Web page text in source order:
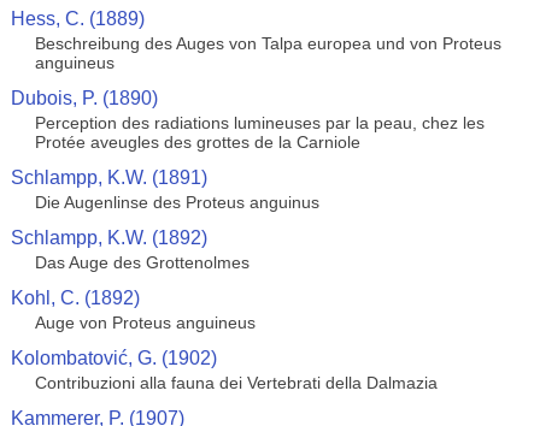
Hess, C. (1889)
Beschreibung des Auges von Talpa europea und von Proteus
anguineus
Dubois, P. (1890)
Perception des radiations lumineuses par la peau, chez les
Protée aveugles des grottes de la Carniole
Schlampp, K.W. (1891)
Die Augenlinse des Proteus anguinus
Schlampp, K.W. (1892)
Das Auge des Grottenolmes
Kohl, C. (1892)
Auge von Proteus anguineus
Kolombatović, G. (1902)
Contribuzioni alla fauna dei Vertebrati della Dalmazia
Kammerer, P. (1907)